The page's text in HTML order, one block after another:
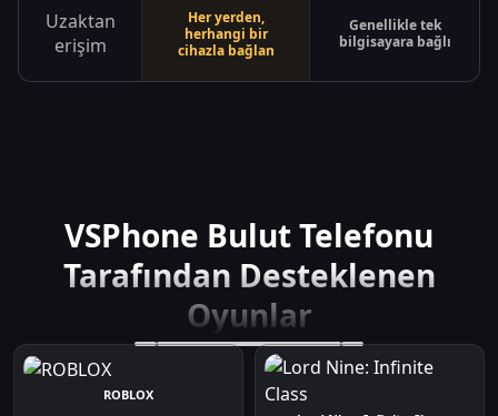
Uzaktan
erişim
Her yerden,
herhangi bir
cihazla bağlan
Genellikle tek
bilgisayara bağlı
VSPhone Bulut Telefonu
Tarafından Desteklenen
Oyunlar
ROBLOX